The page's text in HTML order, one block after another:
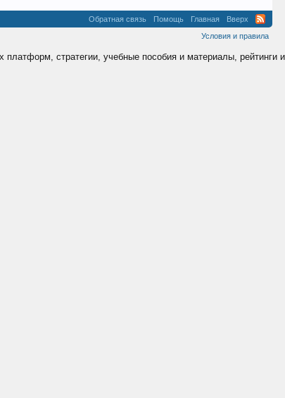
Обратная связь Помощь Главная
Вверх
Условия и правила
платформ, стратегии, учебные пособия и материалы, рейтинги и